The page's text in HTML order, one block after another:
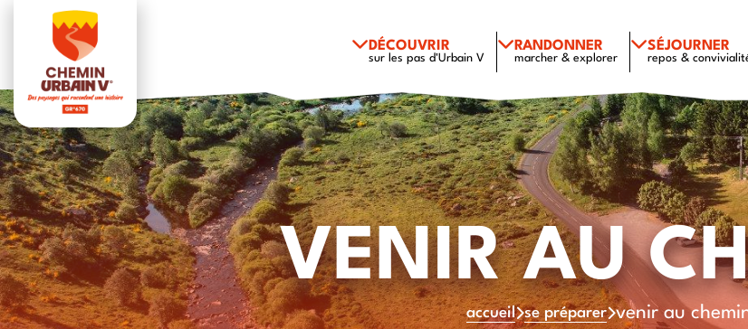
DÉCOUVRIR
sur les pas d'Urbain V
RANDONNER
marcher & explorer
SÉJOURNER
repos &
VENIR AU
accueil se préparer venir au